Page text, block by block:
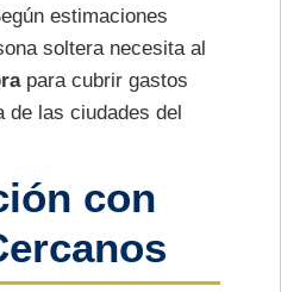
estimaciones
soltera necesita al
para cubrir gastos
de las ciudades del
con